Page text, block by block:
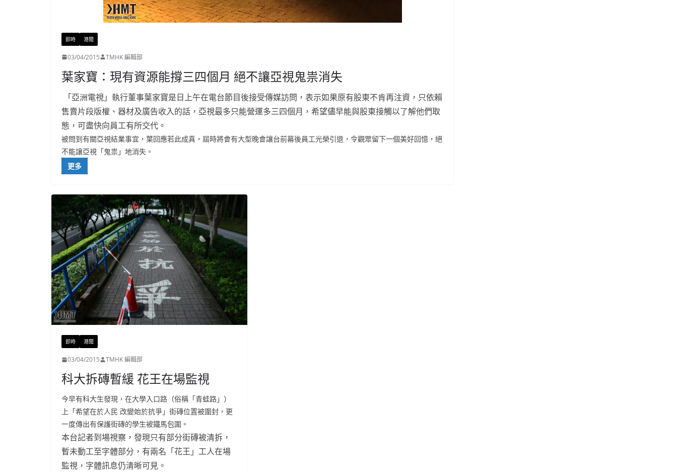
即時 港聞
03/04/2015 TMHK 編輯部
葉家寶：現有資源能撐三四個月 絕不讓亞視鬼祟消失
「亞洲電視」執行董事葉家寶是日上午在電台節目後接受傳媒訪問，表示如果原有股東不肯再注資，只依賴
售賣片段版權、器材及廣告收入的話，亞視最多只能營運多三四個月，希望儘早能與股東接觸以了解他們取
態，可盡快向員工有所交代。
被問到有關亞視結業事宜，葉回應若此成真，屆時將會有大型晚會讓台前幕後員工光榮引退，令觀眾留下一個美好回憶，絕
不能讓亞視「鬼祟」地消失。
更多
即時 港聞
03/04/2015 TMHK 編輯部
科大拆磚暫緩 花王在場監視
今早有科大生發現，在大學入口路（俗稱「青蛙路」）
上「希望在於人民 改變始於抗爭」街磚位置被圍封，更
一度傳出有保護街磚的學生被鐵馬包圍。
本台記者到場視察，發現只有部分街磚被清拆，
暫未動工至字體部分 ，有兩名「花王」工人在場
監視，字體訊息仍清晰可見。